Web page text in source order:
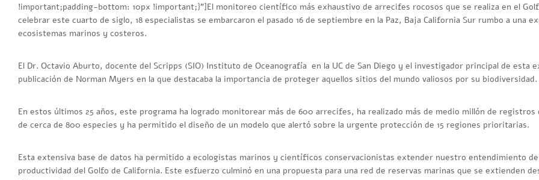
!important;padding-bottom: 10px !important;}”]El monitoreo científico más exhaustivo de arrecifes rocosos que se realiza en el
celebrar este cuarto de siglo, 18 especialistas se embarcaron el pasado 16 de septiembre en la Paz, Baja California Sur rumbo a una
ecosistemas marinos y costeros.
El Dr. Octavio Aburto, docente del Scripps (SIO) Instituto de Oceanografía en la UC de San Diego y el investigador principal de esta
publicación de Norman Myers en la que destacaba la importancia de proteger aquellos sitios del mundo valiosos por su biodiversidad.
En estos últimos 25 años, este programa ha logrado monitorear más de 600 arrecifes, ha realizado más de medio millón de
de cerca de 800 especies y ha permitido el diseño de un modelo que alertó sobre la urgente protección de 15 regiones prioritarias.
Esta extensiva base de datos ha permitido a ecologistas marinos y científicos conservacionistas extender nuestro entendimiento
productividad del Golfo de California. Este esfuerzo culminó en una propuesta para una red de reservas marinas que se extienden